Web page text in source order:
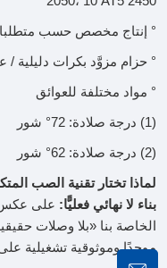
° إنتاج مخصص حسب
° حزام مزوَّد بكرات دليلية /
° مواد مختلفة للعوائق
(1) درجة صلادة: 72° شور
(2) درجة صلادة: 62° شور
لماذا تختار تقنية الصب
بناء لا نهائي فعليًّا: على عكس
الخاصة بنا «بلا وصلات
موحدًا وموثوقية تشغيلية على مدار ٢٤ ساعة طوال